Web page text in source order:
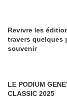
Revivre les
travers quelques
souvenir
LE PODIUM
CLASSIC 2025